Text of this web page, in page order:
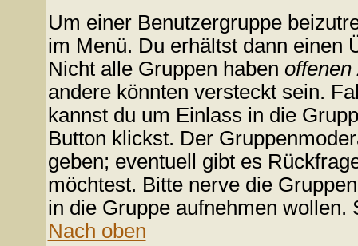
Um einer Benutzergruppe
im Menü. Du erhältst dann einen
Nicht alle Gruppen haben offenen
andere könnten versteckt sein.
kannst du um Einlass in die
Button klickst. Der
geben; eventuell gibt es
möchtest. Bitte nerve die
in die Gruppe aufnehmen wollen.
Nach oben